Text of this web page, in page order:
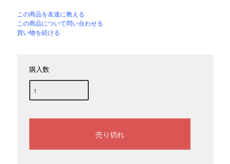
この商品を友達に教える
この商品について問い合わせる
買い物を続ける
購入数